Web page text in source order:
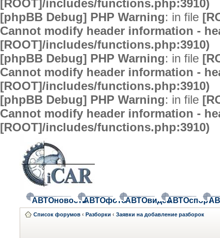
[ROOT]/includes/functions.php:3910)
[phpBB Debug] PHP Warning: in file
Cannot modify header information -
[ROOT]/includes/functions.php:3910)
[phpBB Debug] PHP Warning: in file
Cannot modify header information -
[ROOT]/includes/functions.php:3910)
[phpBB Debug] PHP Warning: in file
Cannot modify header information -
[ROOT]/includes/functions.php:3910)
АВТОновостиАВТОфотоАВТОвидеоАВТОспорт
Список форумов ‹ Разборки ‹ Заявки на добавление разборок